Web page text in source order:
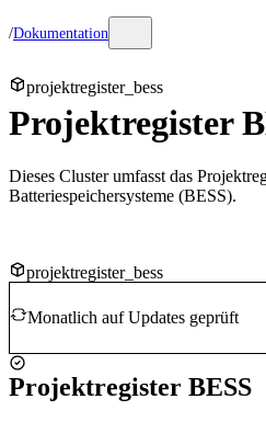
/Dokumentation
projektregister_​bess
Projektregister
Dieses Cluster umfasst das
Batteriespeichersysteme (BESS).
projektregister_​bess
Monatlich auf Updates geprüft
Projektregister BESS